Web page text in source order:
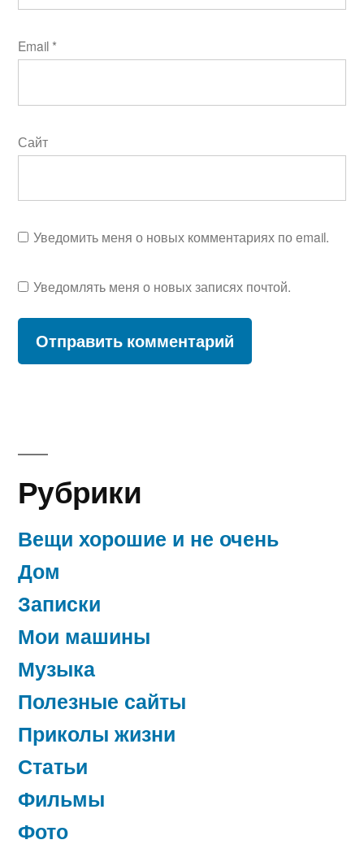
Email *
Сайт
Уведомить меня о новых комментариях по email.
Уведомлять меня о новых записях почтой.
Рубрики
Вещи хорошие и не очень
Дом
Записки
Мои машины
Музыка
Полезные сайты
Приколы жизни
Статьи
Фильмы
Фото